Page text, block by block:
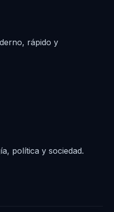
rápido y
política y sociedad.